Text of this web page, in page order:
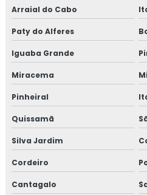
Isolamento piso câmara fria
Isolamento poliuretano
Isolamento poliuretano
Isolamento poliuretano
Isolamento térmico
Isolamento térmico aço inox
Isolamento térmico alumínio
Arraial do Cabo
Paty do Alferes
Iguaba Grande
Miracema
Pinheiral
Quissamã
Silva Jardim
Cordeiro
Cantagalo